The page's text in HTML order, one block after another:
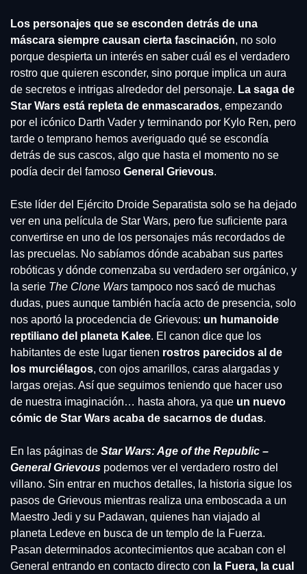
Los personajes que se esconden detrás de una
máscara siempre causan cierta fascinación, no solo
porque despierta un interés en saber cuál es el verdadero
rostro que quieren esconder, sino porque implica un aura
de secretos e intrigas alrededor del personaje. La saga de
Star Wars está repleta de enmascarados, empezando
por el icónico Darth Vader y terminando por Kylo Ren, pero
tarde o temprano hemos averiguado qué se escondía
detrás de sus cascos, algo que hasta el momento no se
podía decir del famoso General Grievous.
Este líder del Ejército Droide Separatista solo se ha dejado
ver en una película de Star Wars, pero fue suficiente para
convertirse en uno de los personajes más recordados de
las precuelas. No sabíamos dónde acababan sus partes
robóticas y dónde comenzaba su verdadero ser orgánico, y
la serie The Clone Wars tampoco nos sacó de muchas
dudas, pues aunque también hacía acto de presencia, solo
nos aportó la procedencia de Grievous: un humanoide
reptiliano del planeta Kalee. El canon dice que los
habitantes de este lugar tienen rostros parecidos al de
los murciélagos, con ojos amarillos, caras alargadas y
largas orejas. Así que seguimos teniendo que hacer uso
de nuestra imaginación… hasta ahora, ya que un nuevo
cómic de Star Wars acaba de sacarnos de dudas.
En las páginas de Star Wars: Age of the Republic –
General Grievous podemos ver el verdadero rostro del
villano. Sin entrar en muchos detalles, la historia sigue los
pasos de Grievous mientras realiza una emboscada a un
Maestro Jedi y su Padawan, quienes han viajado al
planeta Ledeve en busca de un templo de la Fuerza.
Pasan determinados acontecimientos que acaban con el
General entrando en contacto directo con la Fuera, la cual